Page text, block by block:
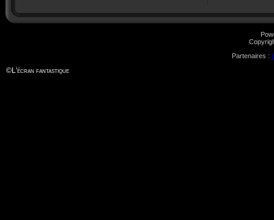
Partenaires :
©L'écran fantastique